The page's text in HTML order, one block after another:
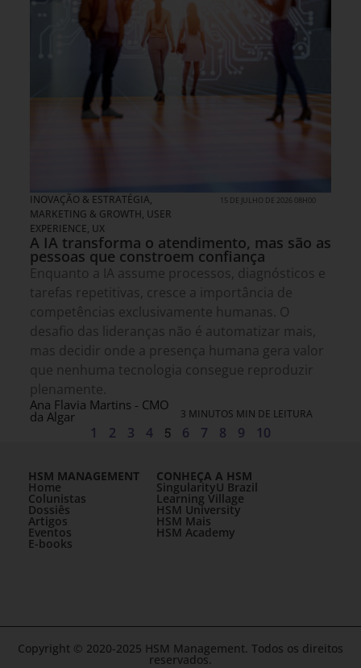
INOVAÇÃO & ESTRATÉGIA,
MARKETING & GROWTH, USER
EXPERIENCE, UX
15 DE JULHO DE 2026 08H00
A IA transforma o atendimento, mas são as
pessoas que constroem confiança
Enquanto a IA assume processos, diagnósticos e
tarefas repetitivas, cresce a importância de
competências exclusivamente humanas. O
desafio das lideranças não é automatizar mais,
mas decidir onde a presença humana gera valor
que nenhuma tecnologia consegue reproduzir
plenamente.
Ana Flavia Martins - CMO
da Algar 3 MINUTOS MIN DE LEITURA
1 2 3 4 5 6 7 8 9 10
HSM MANAGEMENT
Home
Colunistas
Dossiês
Artigos
Eventos
E-books
CONHEÇA A HSM
SingularityU Brazil
Learning Village
HSM University
HSM Mais
HSM Academy
Copyright © 2020-2025 HSM Management. Todos os direitos
reservados.